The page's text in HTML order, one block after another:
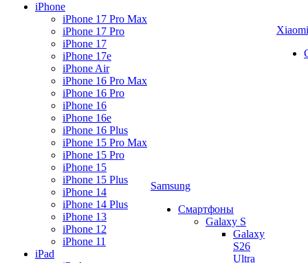
iPhone
iPhone 17 Pro Max
iPhone 17 Pro
iPhone 17
iPhone 17e
iPhone Air
iPhone 16 Pro Max
iPhone 16 Pro
iPhone 16
iPhone 16e
iPhone 16 Plus
iPhone 15 Pro Max
iPhone 15 Pro
iPhone 15
iPhone 15 Plus
iPhone 14
iPhone 14 Plus
iPhone 13
iPhone 12
iPhone 11
iPad
Samsung
Смартфоны
Galaxy S
Galaxy
S26
Ultra
Xiaomi